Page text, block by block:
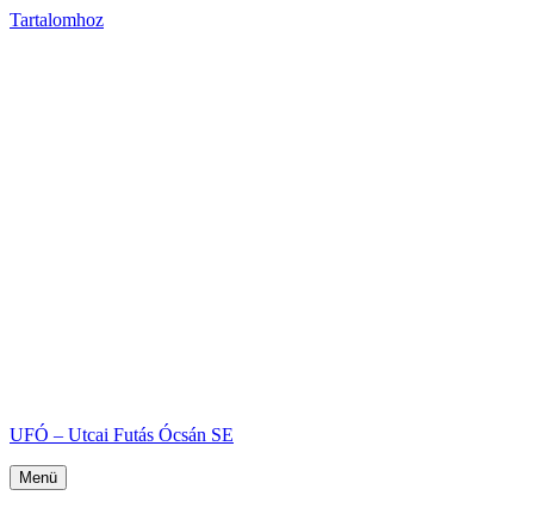
Tartalomhoz
UFÓ – Utcai Futás Ócsán SE
Menü